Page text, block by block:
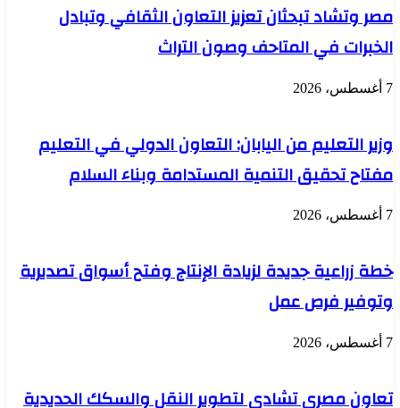
التلفيات
تطوير
التعليم
بالمحافظة
مصر وتشاد تبحثان تعزيز التعاون الثقافي وتبادل
الخبرات في المتاحف وصون التراث
7 أغسطس، 2026
وزير التعليم من اليابان: التعاون الدولي في التعليم
مفتاح تحقيق التنمية المستدامة وبناء السلام
7 أغسطس، 2026
خطة زراعية جديدة لزيادة الإنتاج وفتح أسواق تصديرية
وتوفير فرص عمل
7 أغسطس، 2026
تعاون مصري تشادي لتطوير النقل والسكك الحديدية